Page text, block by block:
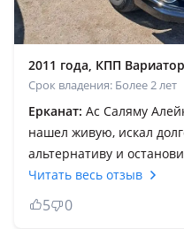
2011 года, КПП
Срок владения: Более 2 лет
Ерканат: Ас Саляму
нашел живую, искал
альтернативу и
остался доволен
езды, можный и в тот
двигатель объёмом 2,
Читать весь отзыв
5 0